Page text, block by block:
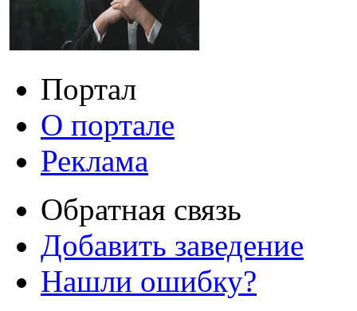
Портал
О портале
Реклама
Обратная связь
Добавить заведение
Нашли ошибку?